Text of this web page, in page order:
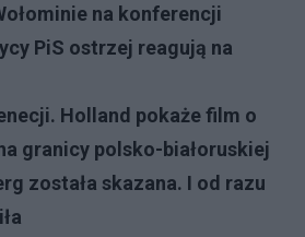
na konferencji
PiS ostrzej reagują na
Holland pokaże film o
granicy polsko-białoruskiej
została skazana. I od razu